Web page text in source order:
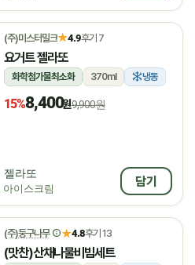
(주)미스터밀크★4.9후기 7
요거트 젤라또
화학첨가물최소화 370ml 냉동
15%8,400원9,900원
젤라또
아이스크림
담기
(주)둥구나무 ★4.8후기 13
(맛찬)산채나물비빔세트